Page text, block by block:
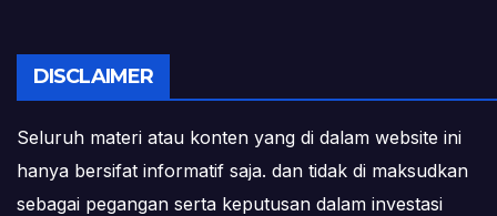
DISCLAIMER
Seluruh materi atau konten yang di dalam website ini
hanya bersifat informatif saja. dan tidak di maksudkan
sebagai pegangan serta keputusan dalam investasi